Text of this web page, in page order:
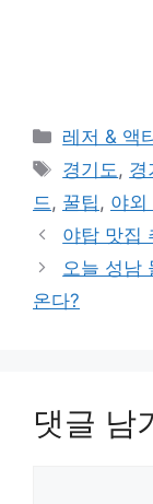
카
테
리
레저 & 액
태
그
경기도, 경
드, 꿀팁, 야외
야탑 맛집
오늘 성남
온다?
댓글 남